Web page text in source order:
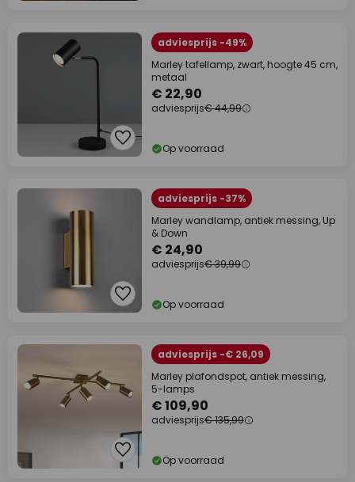
adviesprijs -49%
Marley tafellamp, zwart, hoogte 45 cm,
metaal
€ 22,90
adviesprijs€ 44,99
Op voorraad
adviesprijs -37%
Marley wandlamp, antiek messing, Up
& Down
€ 24,90
adviesprijs€ 39,99
Op voorraad
adviesprijs -€ 26,09
Marley plafondspot, antiek messing,
5-lamps
€ 109,90
adviesprijs€ 135,99
Op voorraad